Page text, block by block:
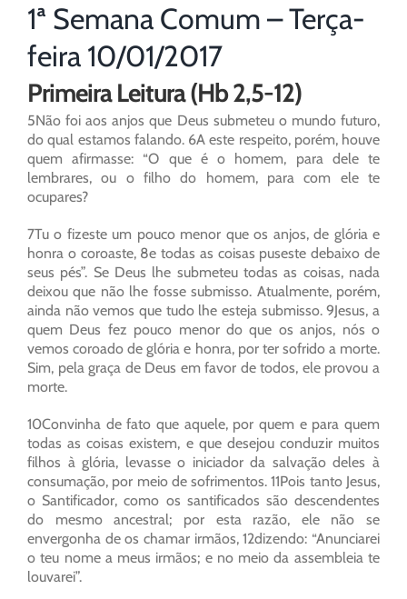
1ª Semana Comum – Terça-
feira 10/01/2017
Primeira Leitura (Hb 2,5-12)
5Não foi aos anjos que Deus submeteu o mundo futuro,
do qual estamos falando. 6A este respeito, porém, houve
quem afirmasse: “O que é o homem, para dele te
lembrares, ou o filho do homem, para com ele te
ocupares?
7Tu o fizeste um pouco menor que os anjos, de glória e
honra o coroaste, 8e todas as coisas puseste debaixo de
seus pés”. Se Deus lhe submeteu todas as coisas, nada
deixou que não lhe fosse submisso. Atualmente, porém,
ainda não vemos que tudo lhe esteja submisso. 9Jesus, a
quem Deus fez pouco menor do que os anjos, nós o
vemos coroado de glória e honra, por ter sofrido a morte.
Sim, pela graça de Deus em favor de todos, ele provou a
morte.
10Convinha de fato que aquele, por quem e para quem
todas as coisas existem, e que desejou conduzir muitos
filhos à glória, levasse o iniciador da salvação deles à
consumação, por meio de sofrimentos. 11Pois tanto Jesus,
o Santificador, como os santificados são descendentes
do mesmo ancestral; por esta razão, ele não se
envergonha de os chamar irmãos, 12dizendo: “Anunciarei
o teu nome a meus irmãos; e no meio da assembleia te
louvarei”.